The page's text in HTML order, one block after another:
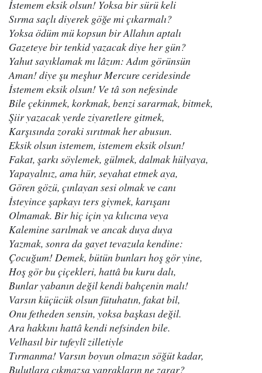
İstemem eksik olsun! Yoksa bir sürü keli
Sırma saçlı diyerek göğe mi çıkarmalı?
Yoksa ödüm mü kopsun bir Allahın aptalı
Gazeteye bir tenkid yazacak diye her gün?
Yahut sayıklamak mı lâzım: Adım görünsün
Aman! diye şu meşhur Mercure ceridesinde
İstemem eksik olsun! Ve tâ son nefesinde
Bile çekinmek, korkmak, benzi sararmak, bitmek,
Şiir yazacak yerde ziyaretlere gitmek,
Karşısında zoraki sırıtmak her abusun.
Eksik olsun istemem, istemem eksik olsun!
Fakat, şarkı söylemek, gülmek, dalmak hülyaya,
Yapayalnız, ama hür, seyahat etmek aya,
Gören gözü, çınlayan sesi olmak ve canı
İsteyince şapkayı ters giymek, karışanı
Olmamak. Bir hiç için ya kılıcına veya
Kalemine sarılmak ve ancak duya duya
Yazmak, sonra da gayet tevazula kendine:
Çocuğum! Demek, bütün bunları hoş gör yine,
Hoş gör bu çiçekleri, hattâ bu kuru dalı,
Bunlar yabanın değil kendi bahçenin malı!
Varsın küçücük olsun fütuhatın, fakat bil,
Onu fetheden sensin, yoksa başkası değil.
Ara hakkını hattâ kendi nefsinden bile.
Velhasıl bir tufeylî zilletiyle
Tırmanma! Varsın boyun olmazın söğüt kadar,
Bulutlara çıkmazsa yaprakların ne zarar?